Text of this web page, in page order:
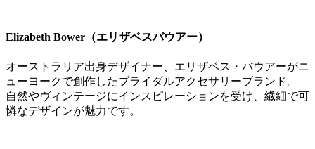
Elizabeth Bower（エリザベスバウアー）
オーストラリア出身デザイナー、エリザベス・バウアーがニ
ューヨークで創作したブライダルアクセサリーブランド。
自然やヴィンテージにインスピレーションを受け、繊細で可
憐なデザインが魅力です。